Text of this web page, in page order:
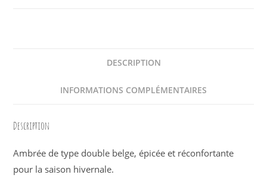
DESCRIPTION
INFORMATIONS COMPLÉMENTAIRES
Description
Ambrée de type double belge, épicée et réconfortante
pour la saison hivernale.